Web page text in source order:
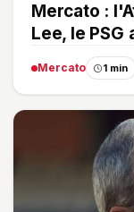
Mercato :
Lee, le
Mercato 1 min